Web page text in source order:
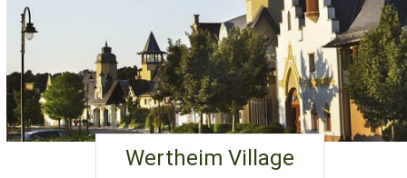
Wertheim Village